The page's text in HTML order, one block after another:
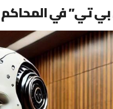
تي” في المحاكم